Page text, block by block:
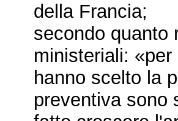
della Francia;
secondo quanto
ministeriali:
hanno scelto la
preventiva sono